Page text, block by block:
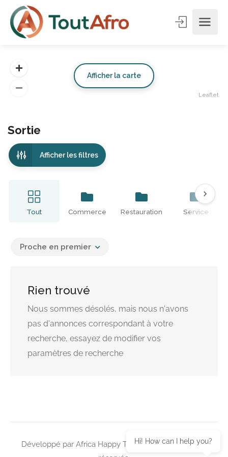
Sortie
Afficher les filtres
Tout Commerce Restauration Service
Proche en premier
Rien trouvé
Nous sommes désolés, mais nous n'avons
pas d'annonces correspondant à votre
recherche, essayez de modifier vos
paramètres de recherche
Développé par Africa Happy Tech © 2026 Tous droits
Leaflet
Afficher la carte
Hi! How can I help you?